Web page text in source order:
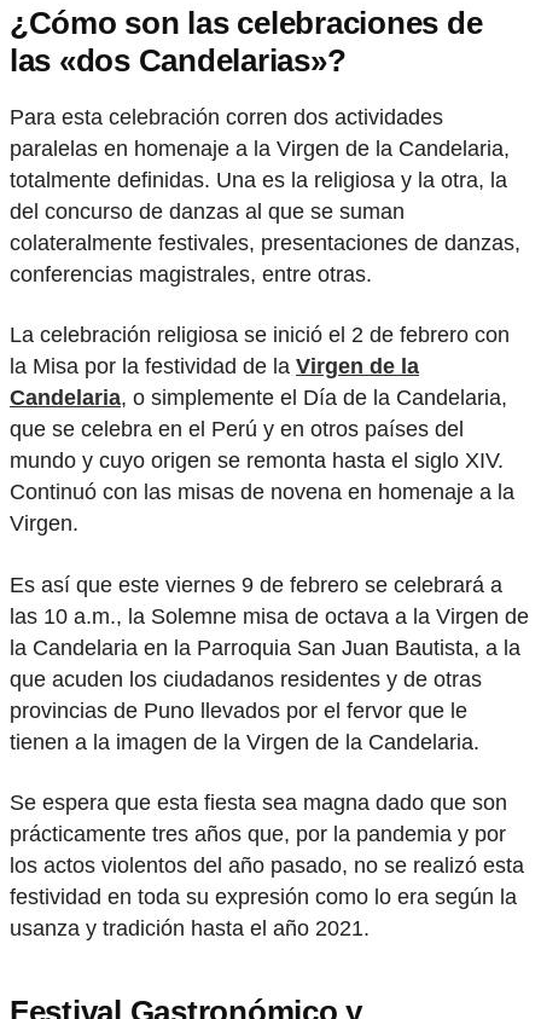
¿Cómo son las celebraciones de
las «dos Candelarias»?
Para esta celebración corren dos actividades
paralelas en homenaje a la Virgen de la Candelaria,
totalmente definidas. Una es la religiosa y la otra, la
del concurso de danzas al que se suman
colateralmente festivales, presentaciones de danzas,
conferencias magistrales, entre otras.
La celebración religiosa se inició el 2 de febrero con
la Misa por la festividad de la Virgen de la
Candelaria, o simplemente el Día de la Candelaria,
que se celebra en el Perú y en otros países del
mundo y cuyo origen se remonta hasta el siglo XIV.
Continuó con las misas de novena en homenaje a la
Virgen.
Es así que este viernes 9 de febrero se celebrará a
las 10 a.m., la Solemne misa de octava a la Virgen de
la Candelaria en la Parroquia San Juan Bautista, a la
que acuden los ciudadanos residentes y de otras
provincias de Puno llevados por el fervor que le
tienen a la imagen de la Virgen de la Candelaria.
Se espera que esta fiesta sea magna dado que son
prácticamente tres años que, por la pandemia y por
los actos violentos del año pasado, no se realizó esta
festividad en toda su expresión como lo era según la
usanza y tradición hasta el año 2021.